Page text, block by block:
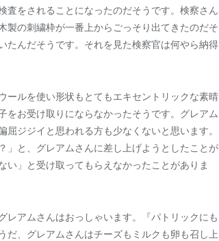
査をされることになったのだそうです。検察さん
製の刺繍枠が一番上からごっそり出てきたのだそ
たんだそうです。それを見た検察官は何やら納得
ールを使い形状もとてもエキセントリックな素晴
をお受け取りにならなかったそうです。グレアム
ジジイと思われる方も少なくないと思います。
」と、グレアムさんに差し上げようとしたことが
」と受け取ってもらえなかったことがありま
レアムさんはおっしゃいます。『パトリックにも
だ、グレアムさんはチーズもミルクも卵も召し上